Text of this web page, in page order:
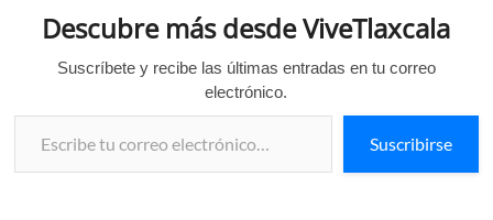
Descubre más desde ViveTlaxcala
Suscríbete y recibe las últimas entradas en tu correo
electrónico.
Escribe tu correo electrónico…
Suscribirse